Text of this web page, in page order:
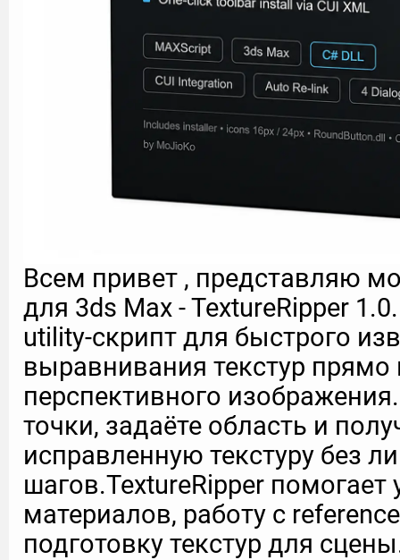
Всем привет , представляю
для 3ds Max - TextureRipper
utility-скрипт для быстрого
выравнивания текстур
перспективного
точки, задаёте область и
исправленную текстуру без
шагов.TextureRipper помогает
материалов, работу с
подготовку текстур для